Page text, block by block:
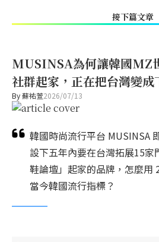
接下篇文章
MUSINSA為何讓韓國MZ
社群起家，正在把台灣變成
By蘇祐萱2026/07/13
韓國時尚流行平台 MUSINSA
設下五年內要在台灣拓展15家
鞋論壇」起家的品牌，怎麼用
當今韓國流行指標？